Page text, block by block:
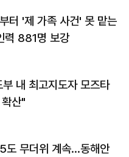
터 '제 가족 사건' 못 맡는
력 881명 보강
내 최고지도자 모즈타
산"
도 무더위 계속…동해안